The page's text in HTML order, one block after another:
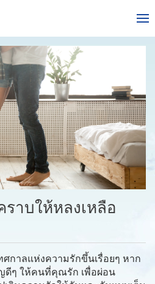
าบให้หลงเหลือ
ห่งความรักขึ้นเรื่อยๆ หาก
ดีๆ ให้คนที่คุณรัก เพื่อผ่อน